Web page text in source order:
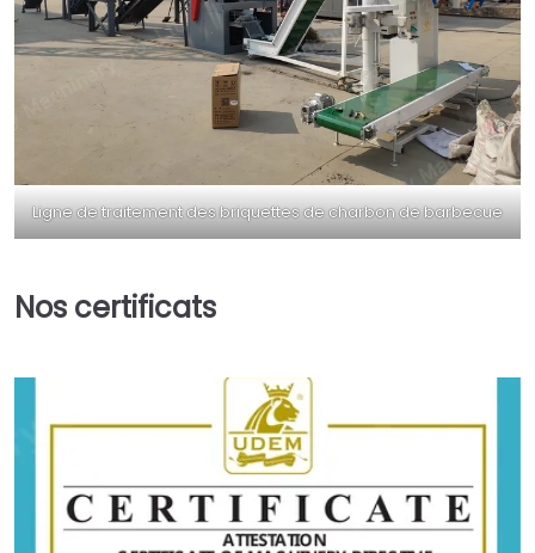
Ligne de traitement des briquettes de charbon de barbecue
Nos certificats